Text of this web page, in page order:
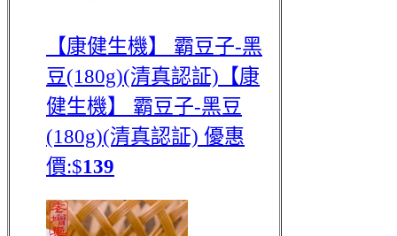
【康健生機】 霸豆子-黑
豆(180g)(清真認証) 【康
健生機】 霸豆子-黑豆
(180g)(清真認証) 優惠
價:$139